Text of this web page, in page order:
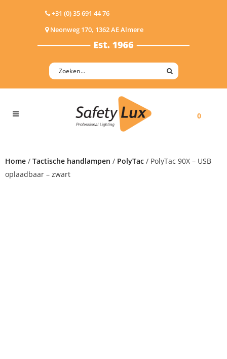
+31 (0) 35 691 44 76
Neonweg 170, 1362 AE Almere
0
Home / Tactische handlampen / PolyTac / PolyTac 90X – USB
oplaadbaar – zwart